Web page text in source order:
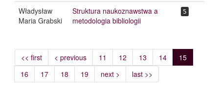
Władysław
Maria Grabski
Struktura naukoznawstwa a
metodologia bibliologii
5
<< first < previous 11 12 13 14
15
16
17 18 19 next > last >>